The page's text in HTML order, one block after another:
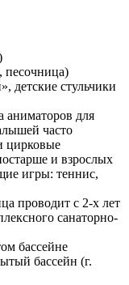
песочница)
детские стульчики
аниматоров для
часто
цирковые
и взрослых
игры: теннис,
проводит с 2-х лет
санаторно-
бассейне
бассейн (г.